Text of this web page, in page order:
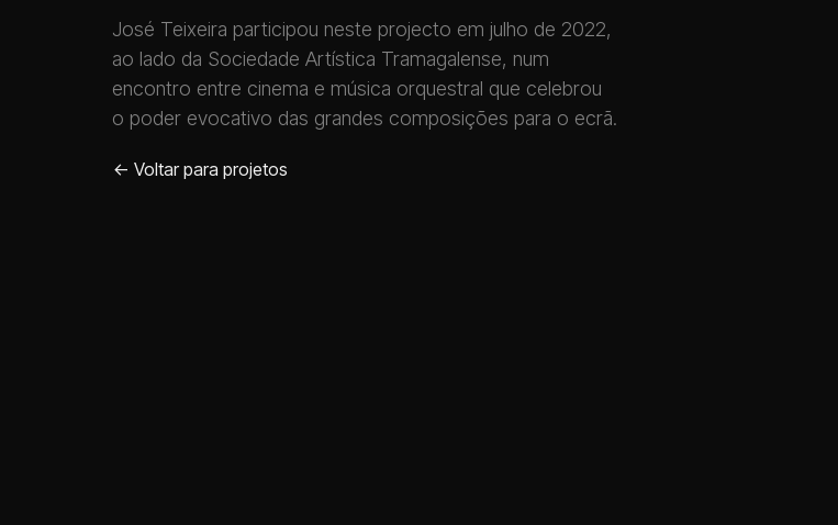
José Teixeira participou neste projecto em julho de 2022,
ao lado da Sociedade Artística Tramagalense, num
encontro entre cinema e música orquestral que celebrou
o poder evocativo das grandes composições para o ecrã.
<- Voltar para projetos